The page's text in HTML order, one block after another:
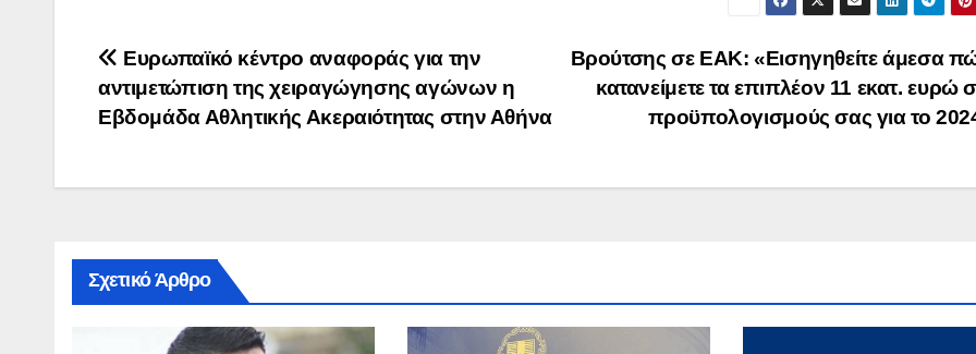
Πλοήγηση
άρθρων
Βρούτσης σε ΕΑΚ: «Εισηγηθείτε άμεσα
κατανείμετε τα επιπλέον 11 εκατ. ευρώ
προϋπολογισμούς σας για το
Ευρωπαϊκό κέντρο αναφοράς για την
αντιμετώπιση της χειραγώγησης αγώνων η
Εβδομάδα Αθλητικής Ακεραιότητας στην Αθήνα
Σχετικό Άρθρο